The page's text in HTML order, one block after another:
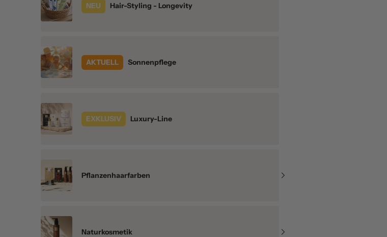
NEU Hair-Styling - Longevity
AKTUELL Sonnenpflege
EXKLUSIV Luxury-Line
Pflanzenhaarfarben
Naturkosmetik